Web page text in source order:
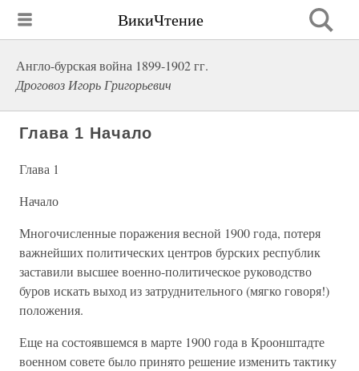
ВикиЧтение
Англо-бурская война 1899-1902 гг.
Дроговоз Игорь Григорьевич
Глава 1 Начало
Глава 1
Начало
Многочисленные поражения весной 1900 года, потеря
важнейших политических центров бурских республик
заставили высшее военно-политическое руководство
буров искать выход из затруднительного (мягко говоря!)
положения.
Еще на состоявшемся в марте 1900 года в Кроонштадте
военном совете было принято решение изменить тактику